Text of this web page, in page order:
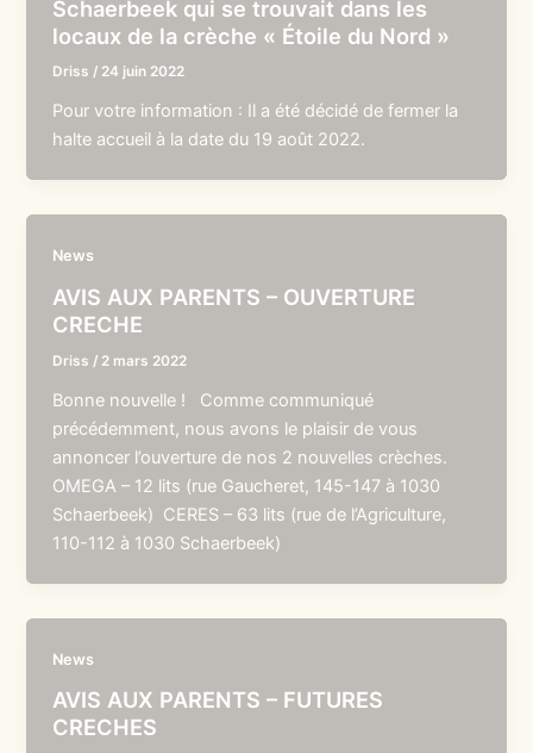
Schaerbeek qui se trouvait dans les
locaux de la crèche « Étoile du Nord »
Driss / 24 juin 2022
Pour votre information : Il a été décidé de fermer la
halte accueil à la date du 19 août 2022.
News
AVIS AUX PARENTS – OUVERTURE
CRECHE
Driss / 2 mars 2022
Bonne nouvelle ! Comme communiqué
précédemment, nous avons le plaisir de vous
annoncer l’ouverture de nos 2 nouvelles crèches.
OMEGA – 12 lits (rue Gaucheret, 145-147 à 1030
Schaerbeek) CERES – 63 lits (rue de l’Agriculture,
110-112 à 1030 Schaerbeek)
News
AVIS AUX PARENTS – FUTURES
CRECHES